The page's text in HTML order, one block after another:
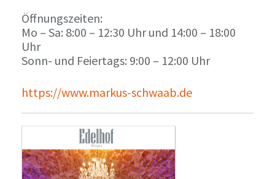
Öffnungszeiten:
Mo – Sa: 8:00 – 12:30 Uhr und 14:00 – 18:00
Uhr
Sonn- und Feiertags: 9:00 – 12:00 Uhr
https://www.markus-schwaab.de